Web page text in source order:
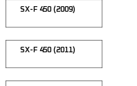
SX-F 450 (2009)
SX-F 450 (2011)